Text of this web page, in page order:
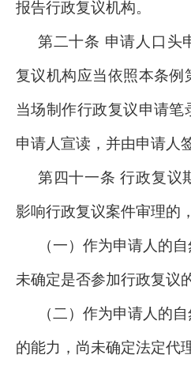
报告行政复议机构。
第二十条 申请人口头
复议机构应当依照本条例
当场制作行政复议申请笔
申请人宣读，并由申请人
第四十一条 行政复议
影响行政复议案件审理的
（一）作为申请人的
未确定是否参加行政复议
（二）作为申请人的
的能力，尚未确定法定代